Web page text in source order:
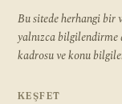
Bu sitede herhangi bir
yalnızca
kadrosu ve konu
KEŞFET